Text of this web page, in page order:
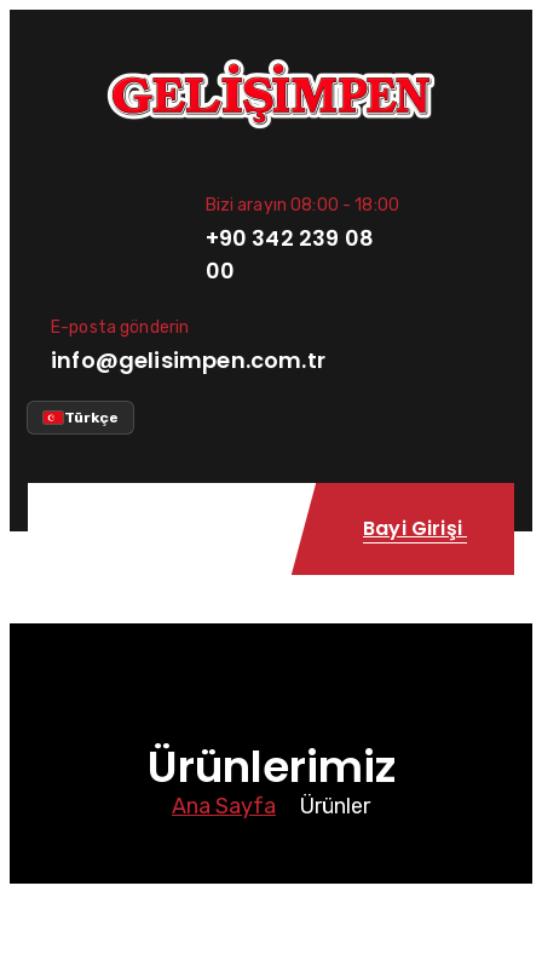
Bizi arayın 08:00 - 18:00
+90 342 239 08
00
E-posta gönderin
info@gelisimpen.com.tr
Türkçe
Bayi Girişi
Ürünlerimiz
Ana Sayfa Ürünler